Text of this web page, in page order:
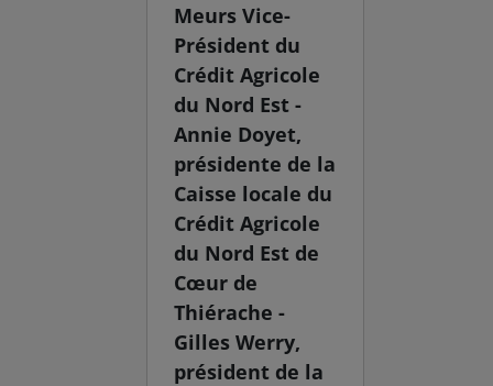
Meurs Vice-
Président du
Crédit Agricole
du Nord Est -
Annie Doyet,
présidente de la
Caisse locale du
Crédit Agricole
du Nord Est de
Cœur de
Thiérache -
Gilles Werry,
président de la